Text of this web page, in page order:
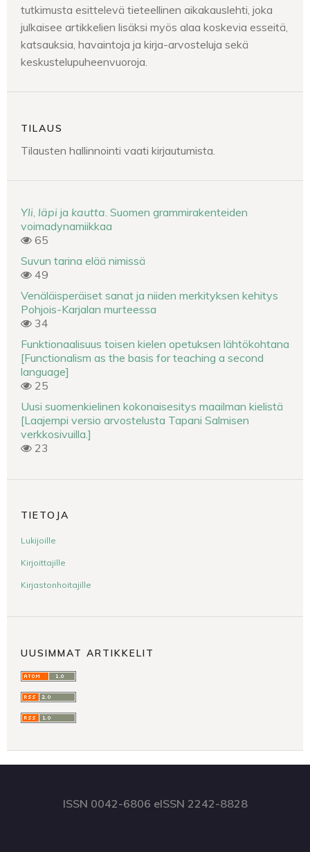
tutkimusta esittelevä tieteellinen aikakauslehti, joka
julkaisee artikkelien lisäksi myös alaa koskevia esseitä,
katsauksia, havaintoja ja kirja-arvosteluja sekä
keskustelupuheenvuoroja.
TILAUS
Tilausten hallinnointi vaati kirjautumista.
Yli läpi ja kautta . Suomen grammirakenteiden
voimadynamiikkaa
65
Suvun tarina elää nimissä
49
Venäläisperäiset sanat ja niiden merkityksen kehitys
Pohjois-Karjalan murteessa
34
Funktionaalisuus toisen kielen opetuksen lähtökohtana
[Functionalism as the basis for teaching a second
language]
25
Uusi suomenkielinen kokonaisesitys maailman kielistä
[Laajempi versio arvostelusta Tapani Salmisen
verkkosivuilla.]
23
TIETOJA
Lukijoille
Kirjoittajille
Kirjastonhoitajille
UUSIMMAT ARTIKKELIT
ISSN 0042-6806 eISSN 2242-8828